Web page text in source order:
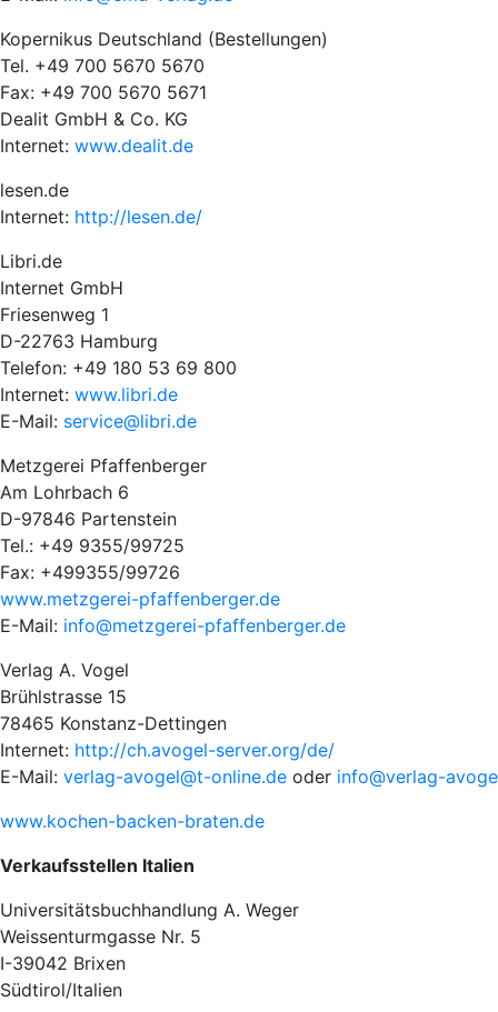
Kopernikus Deutschland (Bestellungen)
Tel. +49 700 5670 5670
Fax: +49 700 5670 5671
Dealit GmbH & Co. KG
Internet: www.dealit.de
lesen.de
Internet: http://lesen.de/
Libri.de
Internet GmbH
Friesenweg 1
D-22763 Hamburg
Telefon: +49 180 53 69 800
Internet: www.libri.de
E-Mail: service@libri.de
Metzgerei Pfaffenberger
Am Lohrbach 6
D-97846 Partenstein
Tel.: +49 9355/99725
Fax: +499355/99726
www.metzgerei-pfaffenberger.de
E-Mail: info@metzgerei-pfaffenberger.de
Verlag A. Vogel
Brühlstrasse 15
78465 Konstanz-Dettingen
Internet: http://ch.avogel-server.org/de/
E-Mail: verlag-avogel@t-online.de oder info@verlag-
www.kochen-backen-braten.de
Verkaufsstellen Italien
Universitätsbuchhandlung A. Weger
Weissenturmgasse Nr. 5
I-39042 Brixen
Südtirol/Italien